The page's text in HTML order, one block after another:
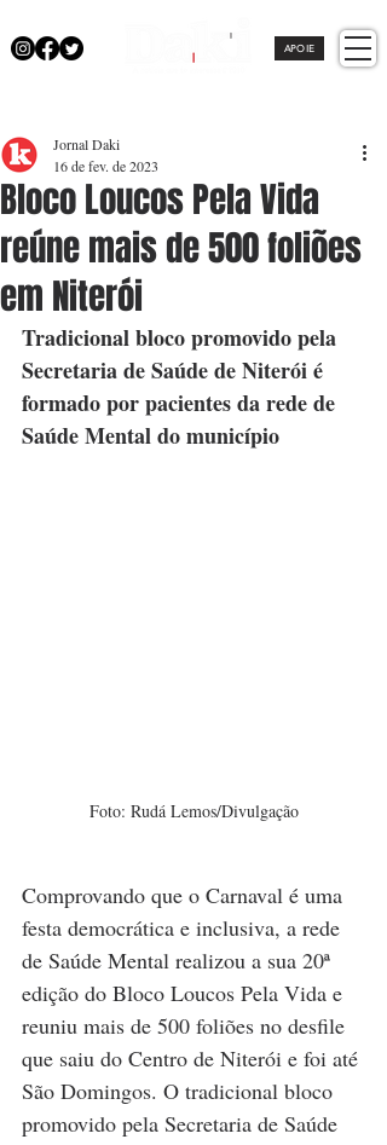
APOIE
Bloco Loucos Pela Vida
reúne mais de 500 foliões
em Niterói
Jornal Daki
16 de fev. de 2023
Tradicional bloco promovido pela
Secretaria de Saúde de Niterói é
formado por pacientes da rede de
Saúde Mental do município
Foto: Rudá Lemos/Divulgação
Comprovando que o Carnaval é uma
festa democrática e inclusiva, a rede
de Saúde Mental realizou a sua 20ª
edição do Bloco Loucos Pela Vida e
reuniu mais de 500 foliões no desfile
que saiu do Centro de Niterói e foi até
São Domingos. O tradicional bloco
promovido pela Secretaria de Saúde